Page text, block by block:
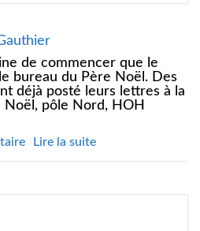
de commencer que le
bureau du Père Noël. Des
déjà posté leurs lettres à la
pôle Nord, HOH
Lire la suite